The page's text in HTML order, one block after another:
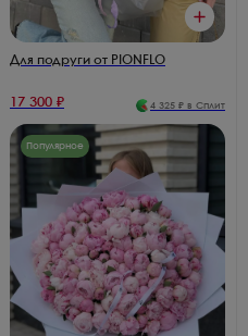
Для подруги от PIONFLO
17 300 ₽ 4 325 ₽ в Сплит
Популярное